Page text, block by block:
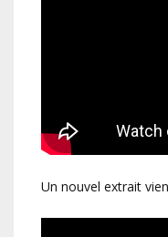
Un nouvel extrait